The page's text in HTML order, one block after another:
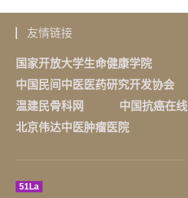
友情链接
国家开放大学生命健康学院
中国民间中医医药研究开发协会
温建民骨科网
中国抗癌在线
北京伟达中医肿瘤医院
51La